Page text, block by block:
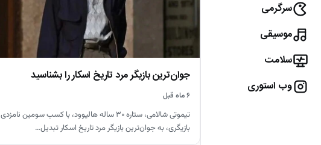
سرگرمی
موسیقی
سلامت
وب استوری
جوان‌ترین بازیگر مرد تاریخ اسکار را بشناسید
۶ ماه قبل
تیموتی شالامی، ستاره ۳۰ ساله هالیوود، با کسب سومین نامزدی
بازیگری، به جوان‌ترین بازیگر مرد تاریخ اسکار تبدیل…